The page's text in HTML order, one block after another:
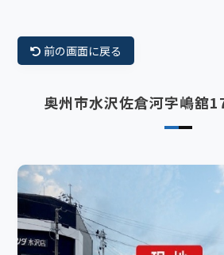
前の画面に戻る
奥州市水沢佐倉河字嶋舘